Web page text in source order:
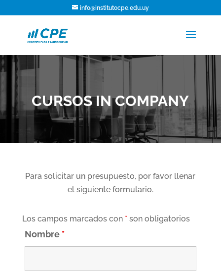
info@institutocpe.edu.uy
CURSOS IN COMPANY
Para solicitar un presupuesto, por favor llenar
el siguiente formulario.
Los campos marcados con *son obligatorios
Nombre *